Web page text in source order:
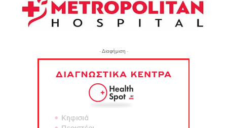
- Διαφήμιση -